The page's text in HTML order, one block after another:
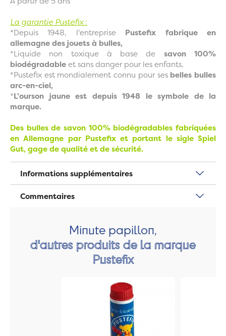
La garantie Pustefix:
*Depuis 1948, l'entreprise Pustefix fabrique en
allemagne des jouets à bulles,
*Liquide non toxique à base de savon 100%
biodégradableet sans danger pour les enfants,
*Pustefix est mondialement connu pour sesbelles bulles
arc-en-ciel,
*L'ourson jaune est depuis 1948 le symbole de la
marque.
Des bulles de savon 100% biodégradables fabriquées
en Allemagne par Pustefix et portant le sigle Spiel
Gut, gage de qualité et de sécurité.
Informations supplémentaires
Commentaires
Minute papillon,
d'autres produits de la marque
Pustefix